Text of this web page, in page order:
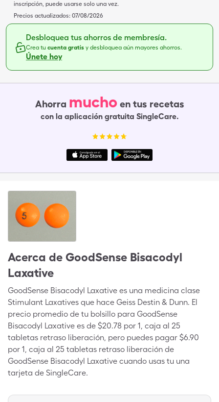
inscripción, puede usarse solo una vez.
Precios actualizados: 07/08/2026
Desbloquea tus ahorros de membresía.
Crea tu cuenta gratis y desbloquea aún mayores ahorros.
Únete hoy
Ahorra mucho en tus recetas
con la aplicación gratuita SingleCare.
Acerca de GoodSense Bisacodyl
Laxative
GoodSense Bisacodyl Laxative es una medicina clase
Stimulant Laxatives que hace Geiss Destin & Dunn. El
precio promedio de tu bolsillo para GoodSense
Bisacodyl Laxative es de $20.78 por 1, caja al 25
tabletas retraso liberación, pero puedes pagar $6.90
por 1, caja al 25 tabletas retraso liberación de
GoodSense Bisacodyl Laxative cuando usas tu una
tarjeta de SingleCare.